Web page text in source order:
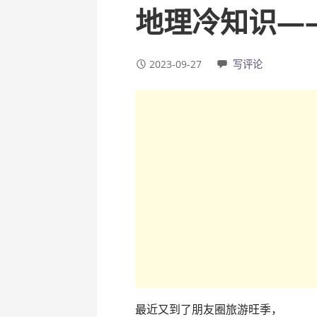
地理冷知识
2023-09-27 写评论
最近又到了朋友圈旅游旺季，